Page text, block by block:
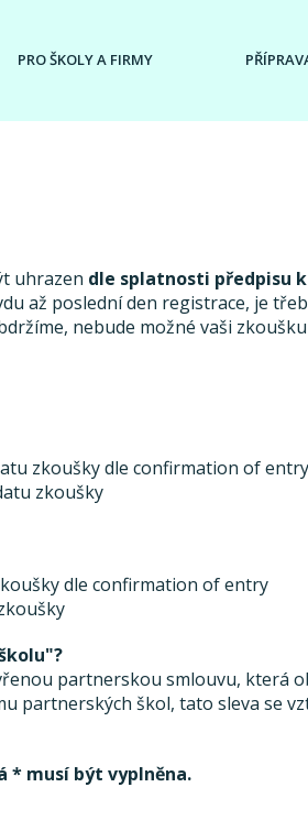
PRO ŠKOLY A FIRMY
uhrazen dle splatnosti předpisu
až poslední den registrace, je
nebude možné vaši
zkoušky dle confirmation of entry
zkoušky
dle confirmation of entry
partnerskou smlouvu, která
partnerských škol, tato sleva se
* musí být vyplněna.